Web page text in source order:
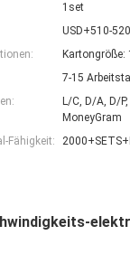
1set
USD+510-
7-15
L/C, D/A, D/
MoneyGram
Fähigkeit: